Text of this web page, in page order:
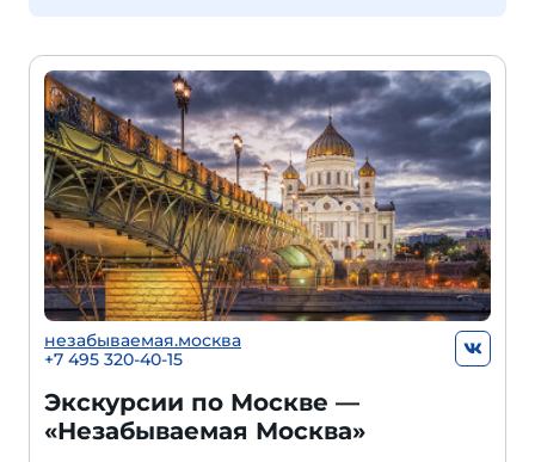
незабываемая.москва
+7 495 320-40-15
Экскурсии по Москве —
«Незабываемая Москва»